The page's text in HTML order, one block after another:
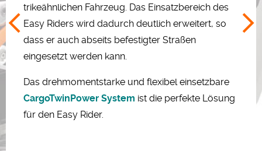
trikeähnlichen Fahrzeug. Das Einsatzbereich des
Easy Riders wird dadurch deutlich erweitert, so
dass er auch abseits befestigter Straßen
eingesetzt werden kann.
Das drehmomentstarke und flexibel einsetzbare
CargoTwinPower System ist die perfekte Lösung
für den Easy Rider.